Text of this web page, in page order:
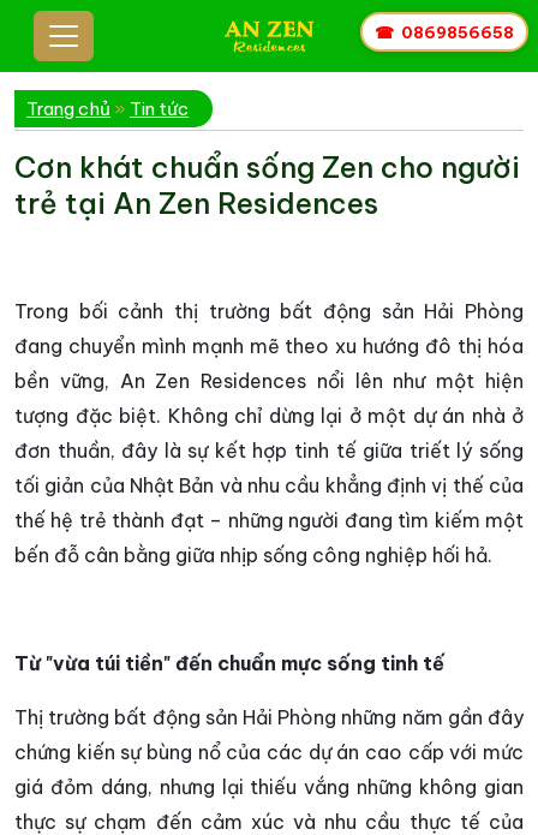
Trang chủ » Tin tức
Cơn khát chuẩn sống Zen cho người
trẻ tại An Zen Residences
Trong bối cảnh thị trường bất động sản Hải Phòng
đang chuyển mình mạnh mẽ theo xu hướng đô thị hóa
bền vững, An Zen Residences nổi lên như một hiện
tượng đặc biệt. Không chỉ dừng lại ở một dự án nhà ở
đơn thuần, đây là sự kết hợp tinh tế giữa triết lý sống
tối giản của Nhật Bản và nhu cầu khẳng định vị thế của
thế hệ trẻ thành đạt – những người đang tìm kiếm một
bến đỗ cân bằng giữa nhịp sống công nghiệp hối hả.
Từ "vừa túi tiền" đến chuẩn mực sống tinh tế
Thị trường bất động sản Hải Phòng những năm gần đây
chứng kiến sự bùng nổ của các dự án cao cấp với mức
giá đỏm dáng, nhưng lại thiếu vắng những không gian
thực sự chạm đến cảm xúc và nhu cầu thực tế của
☎ 0869856658